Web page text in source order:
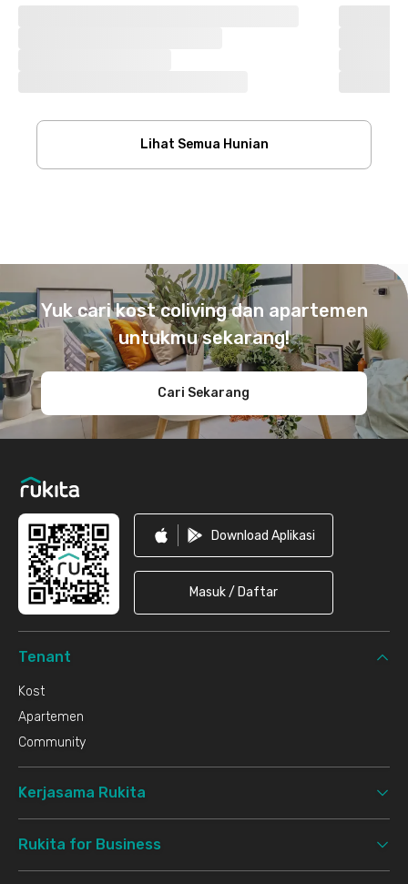
Lihat Semua Hunian
Yuk cari kost coliving dan apartemen
untukmu sekarang!
Cari Sekarang
Download Aplikasi
Masuk / Daftar
Tenant
Kost
Apartemen
Community
Kerjasama Rukita
Rukita for Business